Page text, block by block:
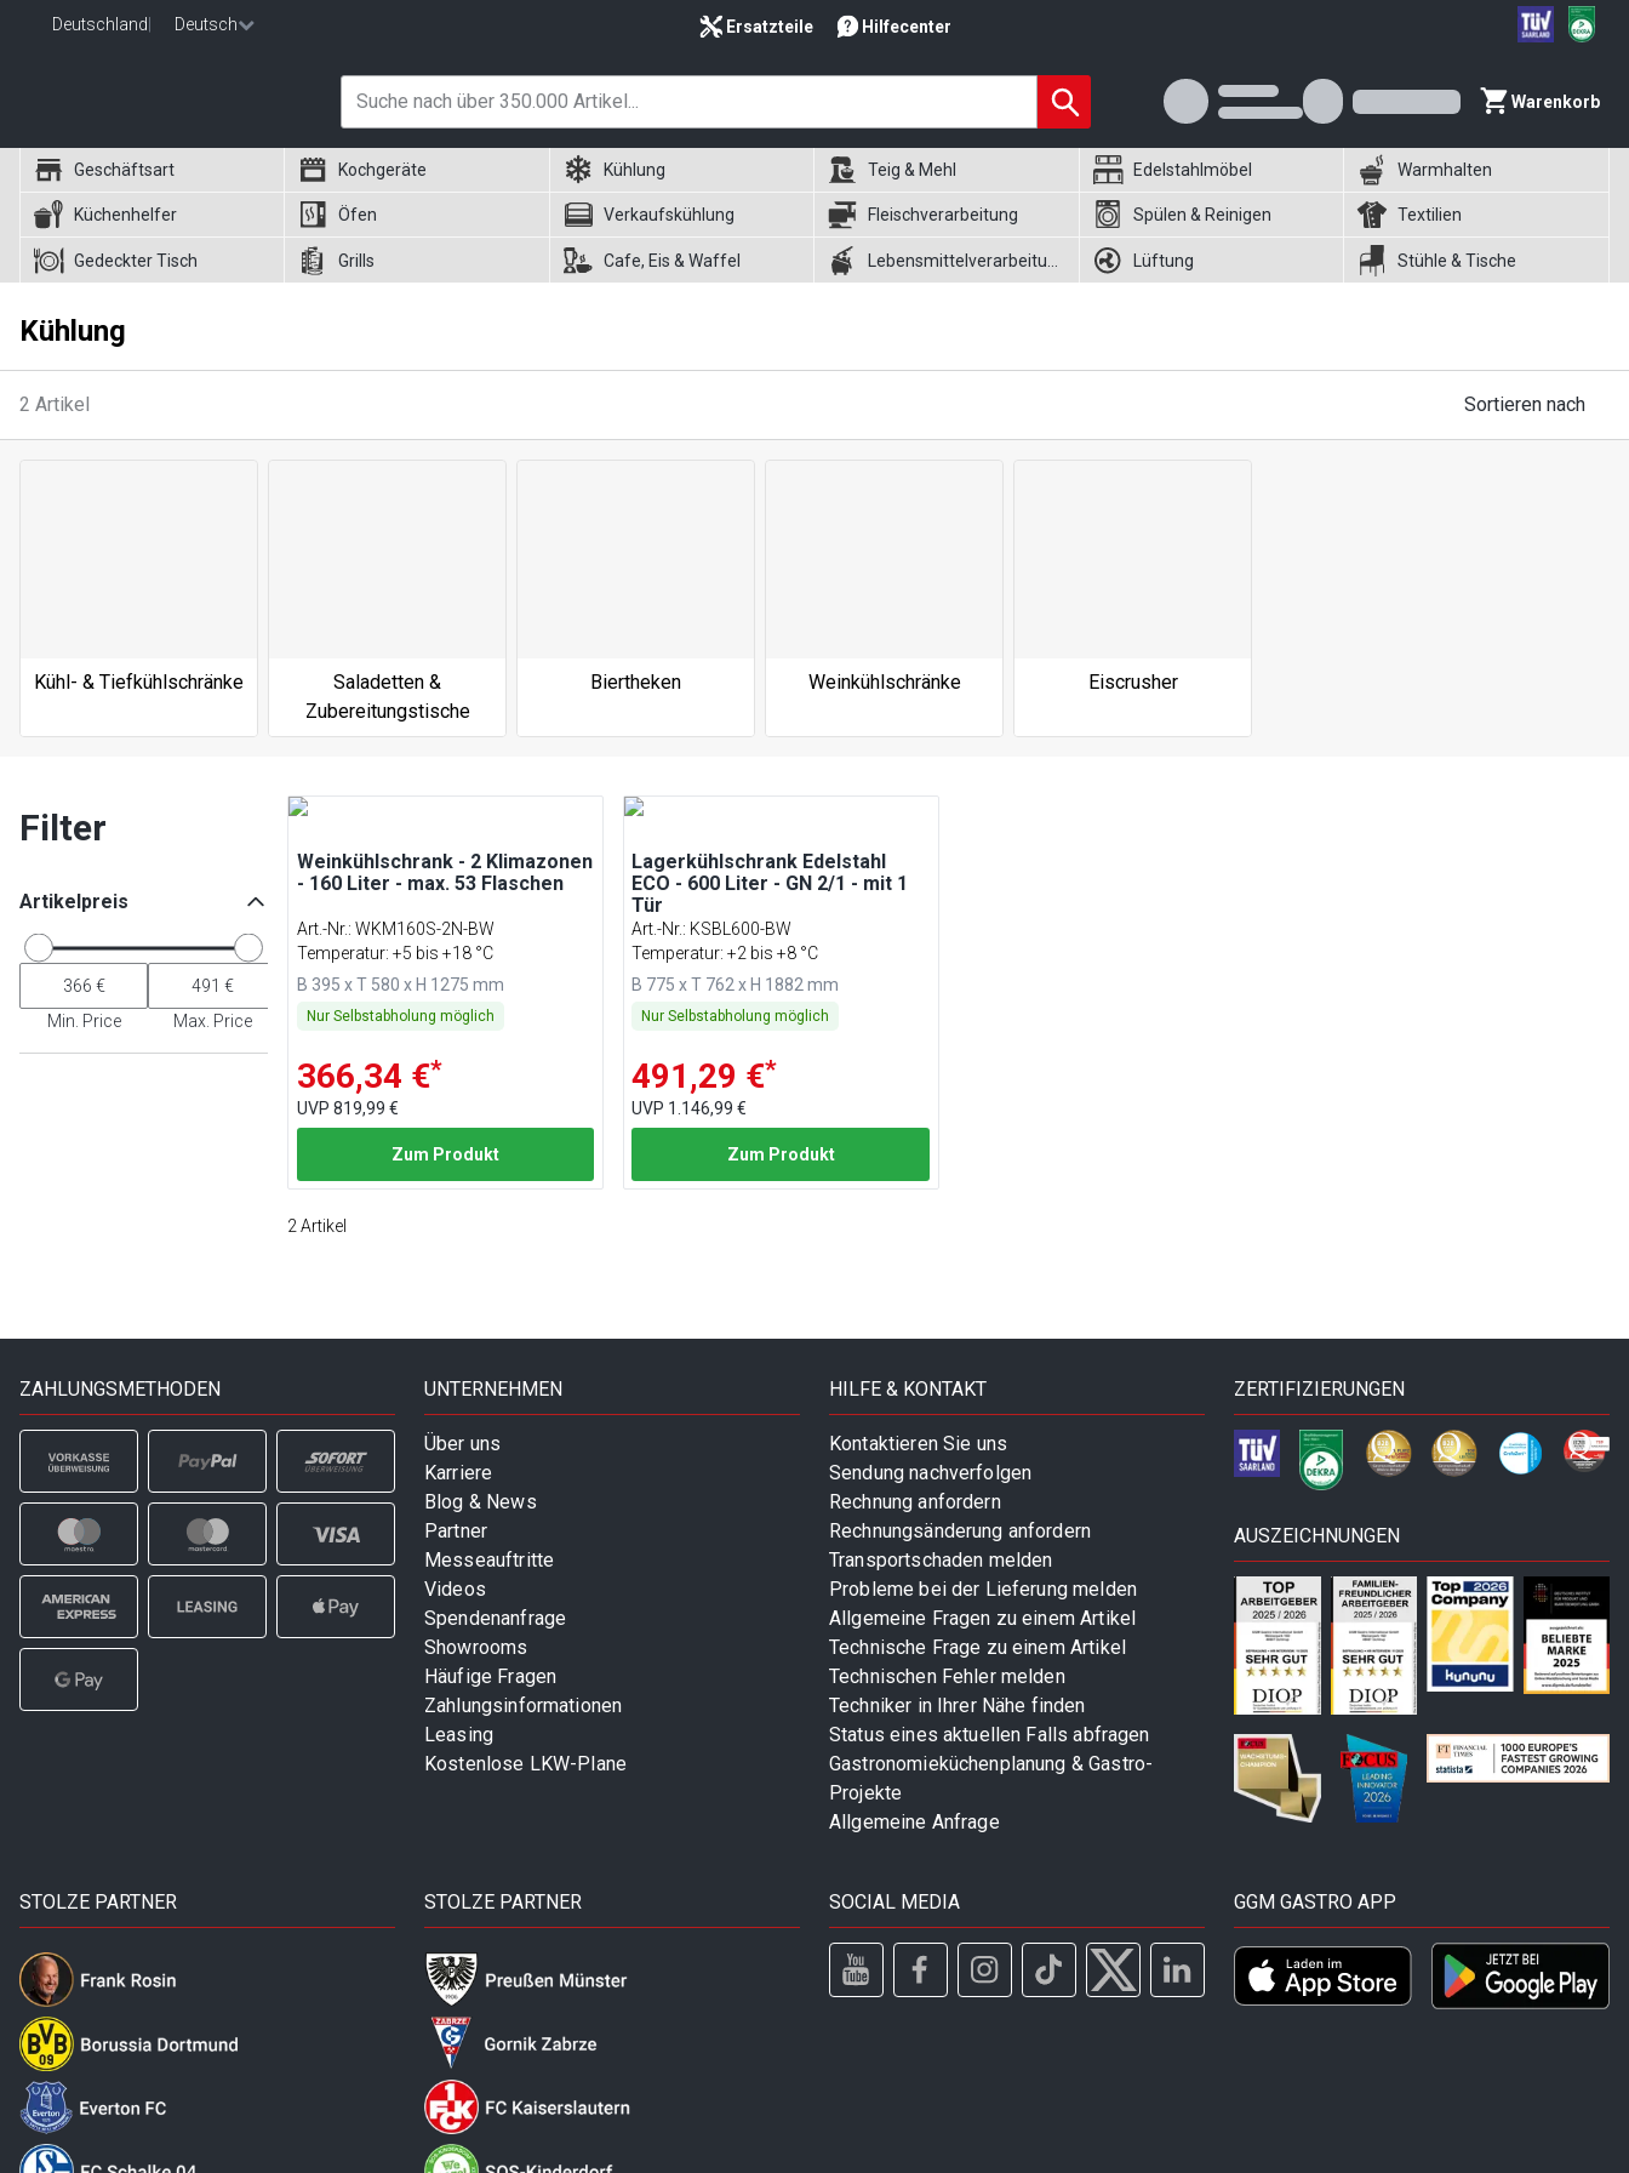
Deutschland Deutsch Ersatzteile Hilfecenter
Warenkorb
Geschäftsart Kochgeräte Kühlung Teig & Mehl Edelstahlmöbel Warmhalten
Küchenhelfer Öfen Verkaufskühlung Fleischverarbeitung Spülen & Reinigen Textilien
Gedeckter Tisch Grills Cafe, Eis & Waffel Lüftung Stühle & Tische
Kühlung
2 Artikel Sortieren nach
Kühl- & Tiefkühlschränke
Saladetten &
Zubereitungstische
Biertheken Weinkühlschränke Eiscrusher
Filter
Artikelpreis
Min. Price Max. Price
Weinkühlschrank - 2 Klimazonen
- 160 Liter - max. 53 Flaschen
Art.-Nr.: WKM160S-2N-BW
Temperatur: +5 bis +18 °C
B 395 x T 580 x H 1275 mm
Nur Selbstabholung möglich
366,34 €*
UVP 819,99 €
Zum Produkt
Lagerkühlschrank Edelstahl
ECO - 600 Liter - GN 2/1 - mit 1
Tür
Art.-Nr.: KSBL600-BW
Temperatur: +2 bis +8 °C
B 775 x T 762 x H 1882 mm
Nur Selbstabholung möglich
491,29 €*
UVP 1.146,99 €
Zum Produkt
2 Artikel
ZAHLUNGSMETHODEN UNTERNEHMEN
Über uns
Karriere
Blog & News
Partner
Messeauftritte
Videos
Spendenanfrage
Showrooms
Häufige Fragen
Zahlungsinformationen
Leasing
Kostenlose LKW-Plane
HILFE & KONTAKT
Kontaktieren Sie uns
Sendung nachverfolgen
Rechnung anfordern
Rechnungsänderung anfordern
Transportschaden melden
Probleme bei der Lieferung melden
Allgemeine Fragen zu einem Artikel
Technische Frage zu einem Artikel
Technischen Fehler melden
Techniker in Ihrer Nähe finden
Status eines aktuellen Falls abfragen
Gastronomieküchenplanung & Gastro-
Projekte
Allgemeine Anfrage
ZERTIFIZIERUNGEN
AUSZEICHNUNGEN
STOLZE PARTNER STOLZE PARTNER SOCIAL MEDIA GGM GASTRO APP